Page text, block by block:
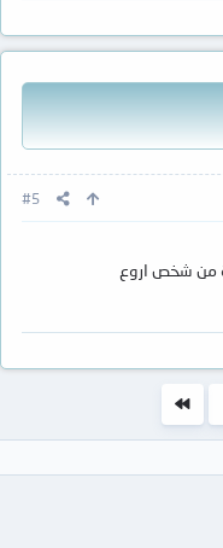
#5
من شخص اروع